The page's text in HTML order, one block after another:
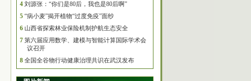
4 刘源张：“你们是80后，我也是80后啊”
5 “病小麦”揭开植物“过度免疫”面纱
6 山西省探索林业保险机制护航生态安全
7 第六届应用数学、建模与智能计算国际学术会
议召开
8 全国全谷物行动健康治理共识在武汉发布